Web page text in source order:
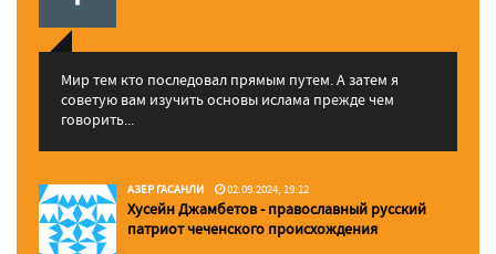
Мир тем кто последовал прямым путем. А затем я
советую вам изучить основы ислама прежде чем
говорить...
АЗЕР ГАСАНЛИ 02.09.2024, 19:12
Хусейн Джамбетов - православный русский
патриот чеченского происхождения